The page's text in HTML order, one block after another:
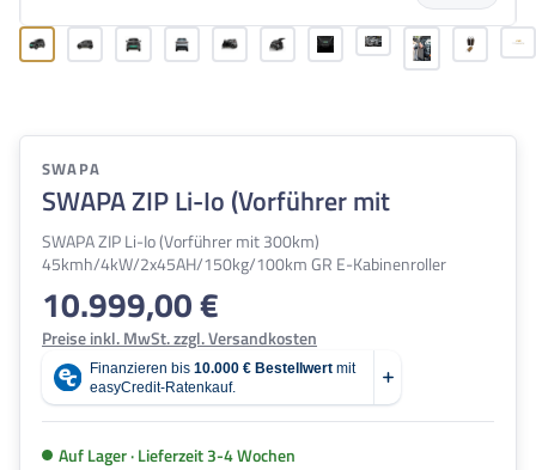
SWAPA
SWAPA ZIP Li-Io (Vorführer mit
SWAPA ZIP Li-Io (Vorführer mit 300km)
45kmh/4kW/2x45AH/150kg/100km GR E-Kabinenroller
Regulärer Preis:
10.999,00 €
Preise inkl. MwSt. zzgl. Versandkosten
Auf Lager · Lieferzeit 3-4 Wochen